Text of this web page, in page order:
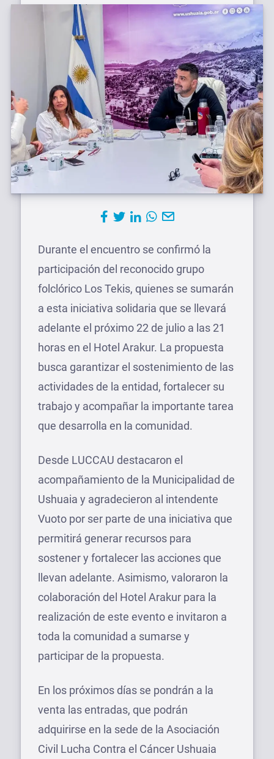
Durante el encuentro se confirmó la
participación del reconocido grupo
folclórico Los Tekis, quienes se sumarán
a esta iniciativa solidaria que se llevará
adelante el próximo 22 de julio a las 21
horas en el Hotel Arakur. La propuesta
busca garantizar el sostenimiento de las
actividades de la entidad, fortalecer su
trabajo y acompañar la importante tarea
que desarrolla en la comunidad.
Desde LUCCAU destacaron el
acompañamiento de la Municipalidad de
Ushuaia y agradecieron al intendente
Vuoto por ser parte de una iniciativa que
permitirá generar recursos para
sostener y fortalecer las acciones que
llevan adelante. Asimismo, valoraron la
colaboración del Hotel Arakur para la
realización de este evento e invitaron a
toda la comunidad a sumarse y
participar de la propuesta.
En los próximos días se pondrán a la
venta las entradas, que podrán
adquirirse en la sede de la Asociación
Civil Lucha Contra el Cáncer Ushuaia